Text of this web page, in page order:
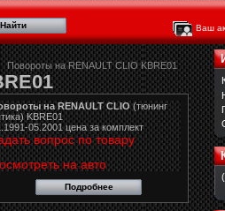
Ваш
Повороты на RENAULT CLIO KBRE01
на RENAULT CLIO(тюнинг
KBRE01
05.2001 цена за комплект
вопрос по товару
на авто
Подробнее